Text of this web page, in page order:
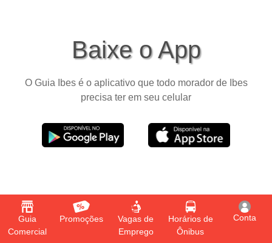
Guia
Comercial
Promoções
Vagas de
Emprego
Horários de
Ônibus
Conta
Baixe o App
O Guia Ibes é o aplicativo que todo morador de Ibes
precisa ter em seu celular